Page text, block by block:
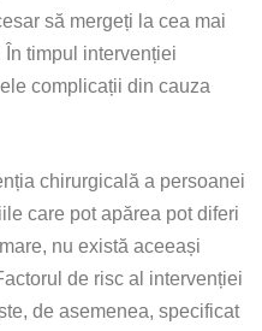
să mergeți la cea mai
timpul intervenției
complicații din cauza
chirurgicală a persoanei
care pot apărea pot diferi
nu există aceeași
de risc al intervenției
de asemenea, specificat